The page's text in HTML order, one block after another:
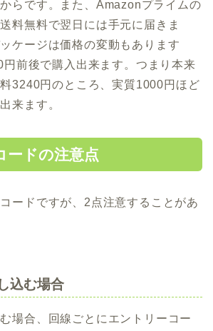
らです。また、Amazonプライムの
料無料で翌日には手元に届きま
ケージは価格の変動もあります
前後で購入出来ます。つまり本来
3240円のところ、実質1000円ほど
来ます。
ードの注意点
ードですが、2点注意することがあ
込む場合
場合、回線ごとにエントリーコー